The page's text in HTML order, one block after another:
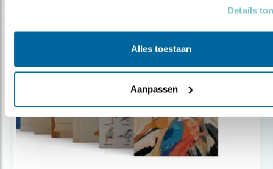
Details
Alles toestaan
Aanpassen